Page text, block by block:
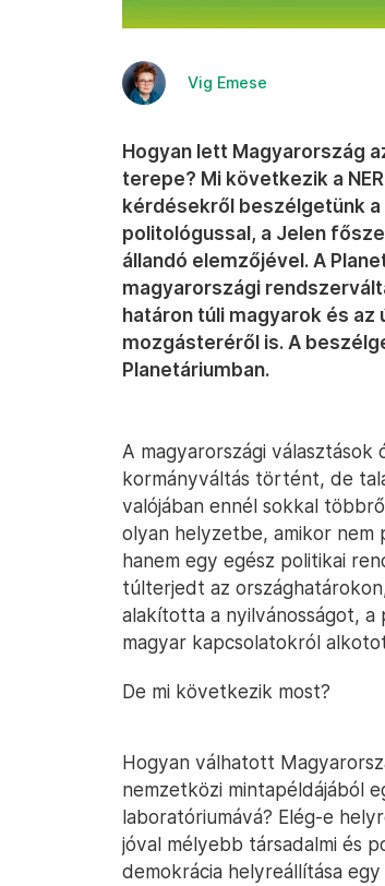
Vig Emese
Hogyan lett Magyarország
terepe? Mi következik a
kérdésekről beszélgetünk
politológussal, a Jelen
állandó elemzőjével. A
magyarországi
határon túli magyarok és az
mozgásteréről is. A
Planetáriumban.
A magyarországi
kormányváltás történt, de
valójában ennél sokkal
olyan helyzetbe, amikor
hanem egy egész politikai
túlterjedt az
alakította a nyilvánosságot, a
magyar kapcsolatokról
De mi következik most?
Hogyan válhatott
nemzetközi mintapéldájából
laboratóriumává? Elég-e
jóval mélyebb társadalmi és
demokrácia helyreállítása